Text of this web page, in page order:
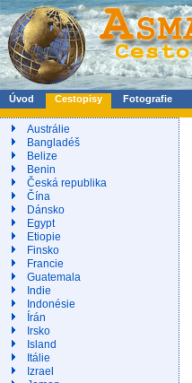
Úvod Cestopisy Fotografie
Austrálie
Bangladéš
Belize
Benin
Česká republika
Čína
Dánsko
Egypt
Etiopie
Finsko
Francie
Guatemala
Indie
Indonésie
Írán
Irsko
Island
Itálie
Izrael